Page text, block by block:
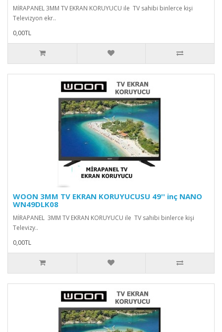
MİRAPANEL 3MM TV EKRAN KORUYUCU ile TV sahibi binlerce kişi
Televizyon ekr..
0,00TL
WOON 3MM TV EKRAN KORUYUCUSU 49'' inç NANO
WN49DLK08
MİRAPANEL 3MM TV EKRAN KORUYUCU ile TV sahibi binlerce kişi
Televizy..
0,00TL